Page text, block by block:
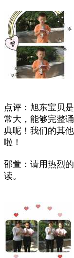
点评：旭东宝贝
常大，能够完整
典呢！我们的其
啦！
邵萱：请用热烈
读。